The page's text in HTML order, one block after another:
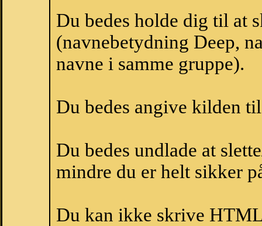
Du bedes holde dig til at
(navnebetydning Deep,
navne i samme gruppe).
Du bedes angive kilden
Du bedes undlade at
mindre du er helt sikker
Du kan ikke skrive